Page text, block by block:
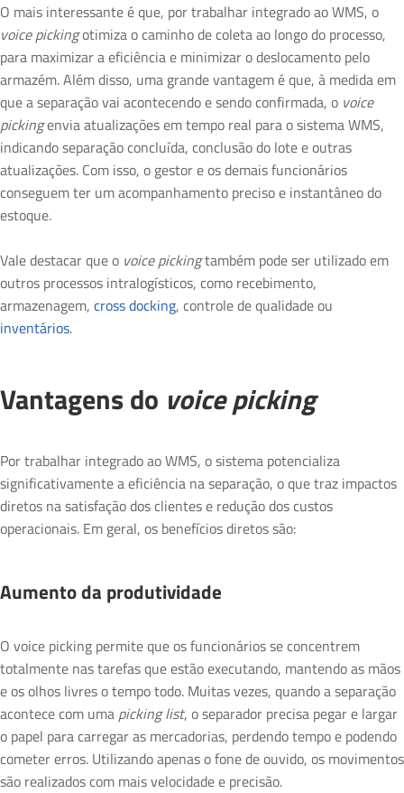
O mais interessante é que, por trabalhar integrado ao WMS, o
voice pickingotimiza o caminho de coleta ao longo do processo,
para maximizar a eficiência e minimizar o deslocamento pelo
armazém. Além disso, uma grande vantagem é que, à medida em
que a separação vai acontecendo e sendo confirmada, o voice
pickingenvia atualizações em tempo real para o sistema WMS,
indicando separação concluída, conclusão do lote e outras
atualizações. Com isso, o gestor e os demais funcionários
conseguem ter um acompanhamento preciso e instantâneo do
estoque.
Vale destacar que o voice pickingtambém pode ser utilizado em
outros processos intralogísticos, como recebimento,
armazenagem, cross docking, controle de qualidade ou
inventários.
Vantagens do voice picking
Por trabalhar integrado ao WMS, o sistema potencializa
significativamente a eficiência na separação, o que traz impactos
diretos na satisfação dos clientes e redução dos custos
operacionais. Em geral, os benefícios diretos são:
Aumento da produtividade
O voice picking permite que os funcionários se concentrem
totalmente nas tarefas que estão executando, mantendo as mãos
e os olhos livres o tempo todo. Muitas vezes, quando a separação
acontece com uma picking list, o separador precisa pegar e largar
o papel para carregar as mercadorias, perdendo tempo e podendo
cometer erros. Utilizando apenas o fone de ouvido, os movimentos
são realizados com mais velocidade e precisão.